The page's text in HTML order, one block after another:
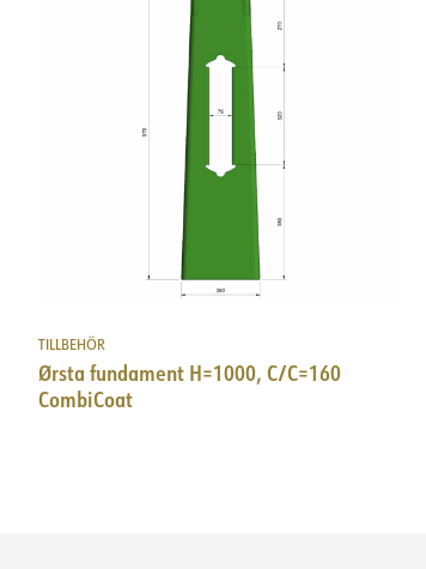
TILLBEHÖR
Ørsta fundament H=1000, C/C=160
CombiCoat